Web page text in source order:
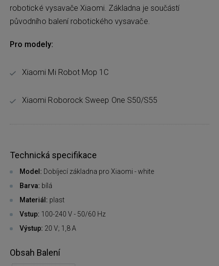
robotické vysavače Xiaomi. Základna je součástí
původního balení robotického vysavače.
Pro modely:
Xiaomi Mi Robot Mop 1C
Xiaomi Roborock Sweep One S50/S55
Technická specifikace
Model: Dobíjecí základna pro Xiaomi - white
Barva: bílá
Materiál: plast
Vstup: 100-240 V - 50/60 Hz
Výstup: 20 V; 1,8 A
Obsah Balení